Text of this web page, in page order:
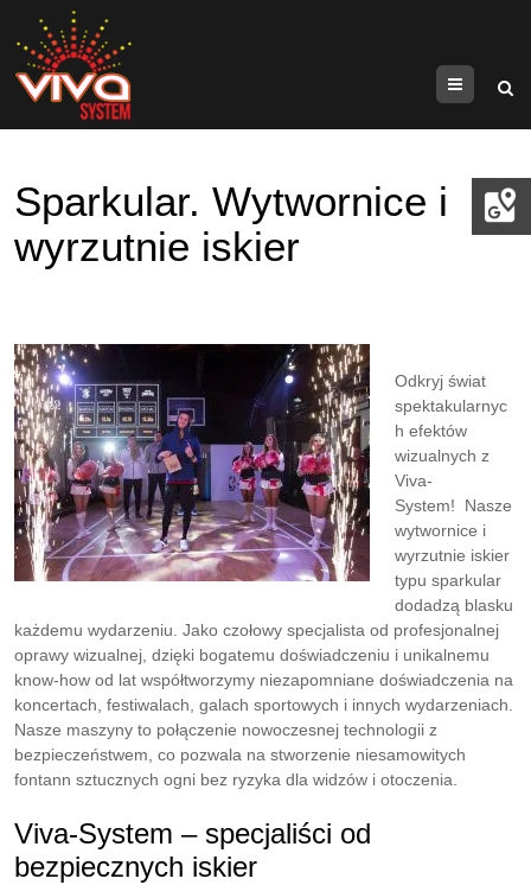
Menu
Sparkular. Wytwornice i
wyrzutnie iskier
Odkryj świat
spektakularnyc
h efektów
wizualnych z
Viva-
System! Nasze
wytwornice i
wyrzutnie iskier
typu sparkular
dodadzą blasku
każdemu wydarzeniu. Jako czołowy specjalista od profesjonalnej
oprawy wizualnej, dzięki bogatemu doświadczeniu i unikalnemu
know-how od lat współtworzymy niezapomniane doświadczenia na
koncertach, festiwalach, galach sportowych i innych wydarzeniach.
Nasze maszyny to połączenie nowoczesnej technologii z
bezpieczeństwem, co pozwala na stworzenie niesamowitych
fontann sztucznych ogni bez ryzyka dla widzów i otoczenia.
Viva-System – specjaliści od
bezpiecznych iskier